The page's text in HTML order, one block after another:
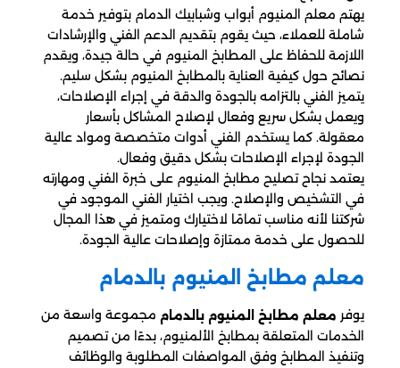
يهتم معلم المنيوم أبواب وشبابيك الدمام بتوفير خدمة
شاملة للعملاء، حيث يقوم بتقديم الدعم الفني والإرشادات
اللازمة للحفاظ على المطابخ المنيوم في حالة جيدة، ويقدم
نصائح حول كيفية العناية بالمطابخ المنيوم بشكل سليم.
يتميز الفني بالتزامه بالجودة والدقة في إجراء الإصلاحات،
ويعمل بشكل سريع وفعال لإصلاح المشاكل بأسعار
معقولة. كما يستخدم الفني أدوات متخصصة ومواد عالية
الجودة لإجراء الإصلاحات بشكل دقيق وفعال.
يعتمد نجاح تصليح مطابخ المنيوم على خبرة الفني ومهارته
في التشخيص والإصلاح. ويجب اختيار الفني الموجود في
شركتنا لأنه مناسب تمامًا لاختيارك ومتميز في هذا المجال
للحصول على خدمة ممتازة وإصلاحات عالية الجودة.
معلم مطابخ المنيوم بالدمام
يوفر معلم مطابخ المنيوم بالدمام مجموعة واسعة من
الخدمات المتعلقة بمطابخ الألمنيوم، بدءًا من تصميم
وتنفيذ المطابخ وفق المواصفات المطلوبة والوظائف